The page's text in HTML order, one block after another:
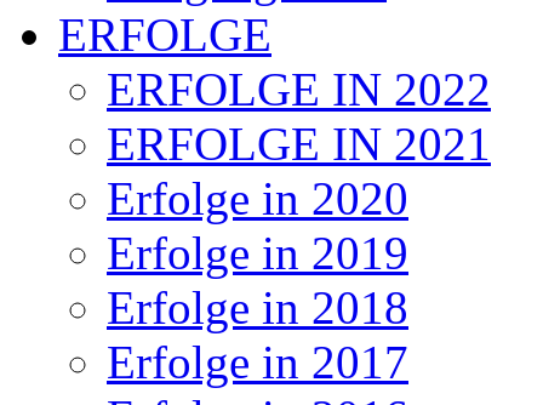
ERFOLGE
ERFOLGE IN 2022
ERFOLGE IN 2021
Erfolge in 2020
Erfolge in 2019
Erfolge in 2018
Erfolge in 2017